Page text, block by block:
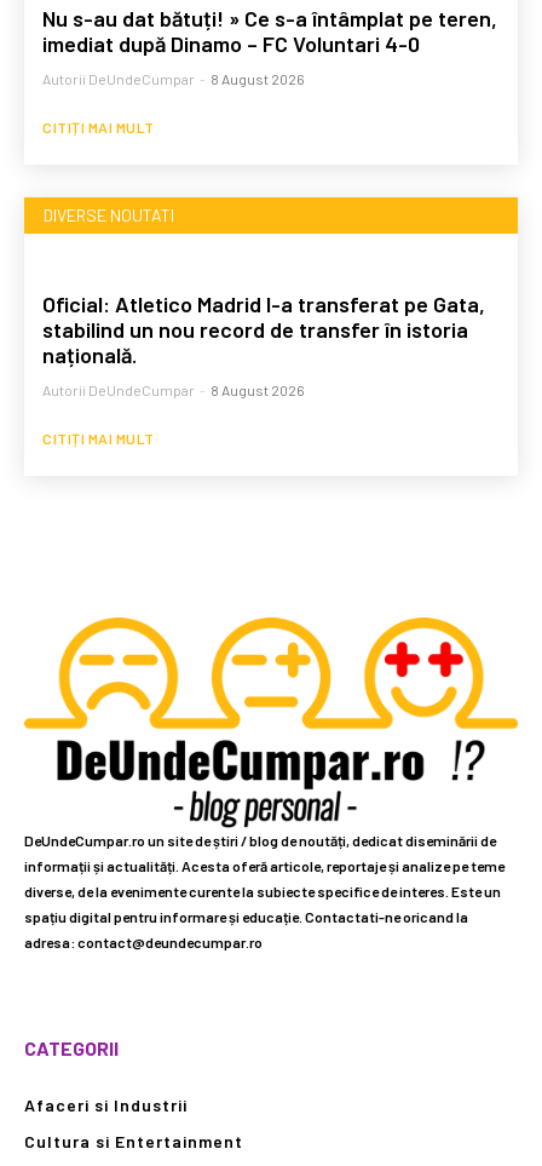
Nu s-au dat bătuți! » Ce s-a întâmplat pe teren,
imediat după Dinamo – FC Voluntari 4-0
Autorii DeUndeCumpar - 8 August 2026
CITIȚI MAI MULT
DIVERSE NOUTATI
Oficial: Atletico Madrid l-a transferat pe Gata,
stabilind un nou record de transfer în istoria
națională.
Autorii DeUndeCumpar - 8 August 2026
CITIȚI MAI MULT
DeUndeCumpar.ro un site de știri / blog de noutăți, dedicat diseminării de
informații și actualități. Acesta oferă articole, reportaje și analize pe teme
diverse, de la evenimente curente la subiecte specifice de interes. Este un
spațiu digital pentru informare și educație. Contactati-ne oricand la
adresa: contact@deundecumpar.ro
CATEGORII
Afaceri si Industrii
Cultura si Entertainment